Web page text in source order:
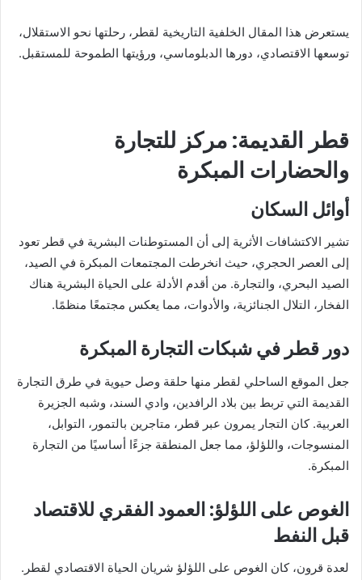
يستعرض هذا المقال الخلفية التاريخية لقطر، رحلتها نحو الاستقلال،
توسعها الاقتصادي، دورها الدبلوماسي، ورؤيتها الطموحة للمستقبل.
قطر القديمة: مركز للتجارة
والحضارات المبكرة
أوائل السكان
تشير الاكتشافات الأثرية إلى أن المستوطنات البشرية في قطر تعود
إلى العصر الحجري، حيث انخرطت المجتمعات المبكرة في الصيد،
الصيد البحري، والتجارة. من أقدم الأدلة على الحياة البشرية هناك
الفخار، التلال الجنائزية، والأدوات، مما يعكس مجتمعًا منظمًا.
دور قطر في شبكات التجارة المبكرة
جعل الموقع الساحلي لقطر منها حلقة وصل حيوية في طرق التجارة
القديمة التي تربط بين بلاد الرافدين، وادي السند، وشبه الجزيرة
العربية. كان التجار يمرون عبر قطر، متاجرين بالتمور، التوابل،
المنسوجات، واللؤلؤ، مما جعل المنطقة جزءًا أساسيًا من التجارة
المبكرة.
الغوص على اللؤلؤ: العمود الفقري للاقتصاد
قبل النفط
لعدة قرون، كان الغوص على اللؤلؤ شريان الحياة الاقتصادي لقطر.